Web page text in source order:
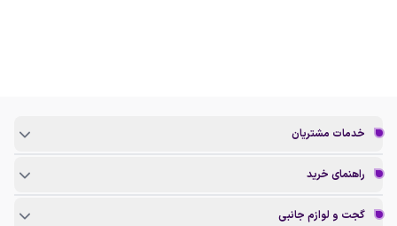
خدمات مشتریان
راهنمای خرید
گجت و لوازم جانبی